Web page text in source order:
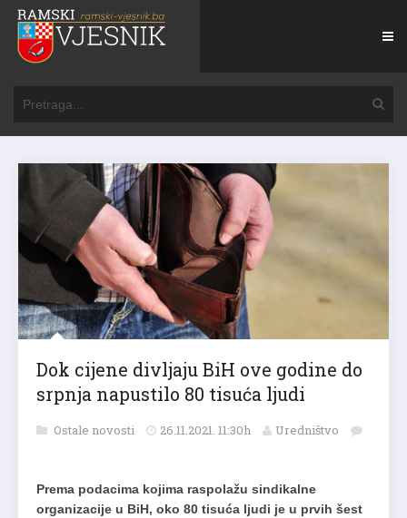
Dok cijene divljaju BiH ove godine do
srpnja napustilo 80 tisuća ljudi
Ostale novosti 26.11.2021. 11:30h Uredništvo
Prema podacima kojima raspolažu sindikalne
organizacije u BiH, oko 80 tisuća ljudi je u prvih šest